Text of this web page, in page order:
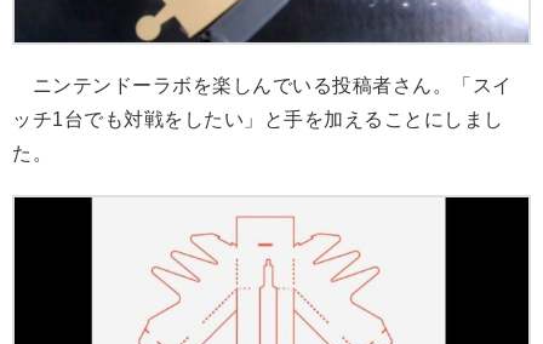
ニンテンドーラボを楽しんでいる投稿者さん。「スイ
ッチ1台でも対戦をしたい」と手を加えることにしまし
た。